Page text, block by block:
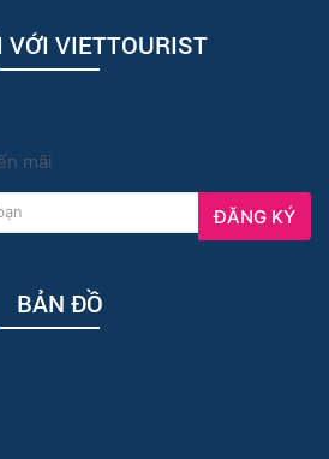
VỚI VIETTOURIST
mãi
ĐĂNG KÝ
BẢN ĐỒ